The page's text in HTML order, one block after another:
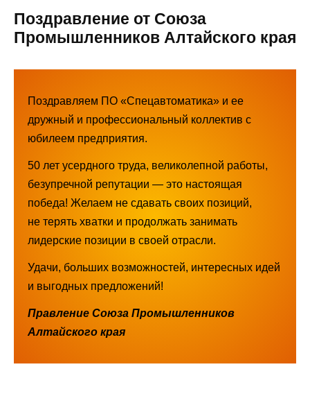
Поздравление от Союза
Промышленников Алтайского края
Поздравляем ПО «Спецавтоматика» и ее
дружный и профессиональный коллектив с
юбилеем предприятия.
50 лет усердного труда, великолепной работы,
безупречной репутации — это настоящая
победа! Желаем не сдавать своих позиций,
не терять хватки и продолжать занимать
лидерские позиции в своей отрасли.
Удачи, больших возможностей, интересных идей
и выгодных предложений!
Правление Союза Промышленников
Алтайского края